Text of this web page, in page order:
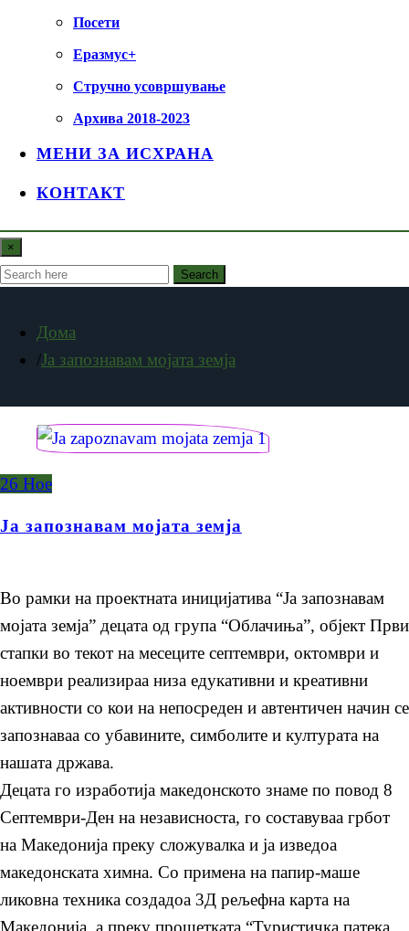
Посети
Еразмус+
Стручно усовршување
Архива 2018-2023
МЕНИ ЗА ИСХРАНА
КОНТАКТ
×
Search
Дома
Ја запознавам мојата земја
26 Ное
Ја запознавам мојата земја
Во рамки на проектната иницијатива “Ја запознавам
мојата земја” децата од група “Облачиња”, објект Први
стапки во текот на месеците септември, октомври и
ноември реализираа низа едукативни и креативни
активности со кои на непосреден и автентичен начин се
запознаваа со убавините, симболите и културата на
нашата држава.
Децата го изработија македонското знаме по повод 8
Септември-Ден на независноста, го составуваа грбот
на Македонија преку сложувалка и ја изведоа
македонската химна. Со примена на папир-маше
ликовна техника создадоа 3Д рељефна карта на
Македонија, а преку прошетката “Туристичка патека